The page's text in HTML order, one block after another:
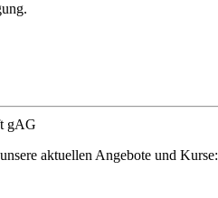
gAG
aktuellen Angebote und Kurse: